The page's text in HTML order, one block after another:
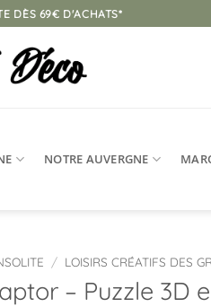
DÈS 69€ D'ACHATS*
NOTRE AUVERGNE
/ LOISIRS CRÉATIFS DES
– Puzzle 3D